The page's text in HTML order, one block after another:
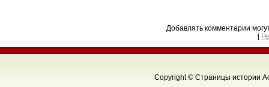
Добавлять комментарии
[
Copyright © Страницы истории